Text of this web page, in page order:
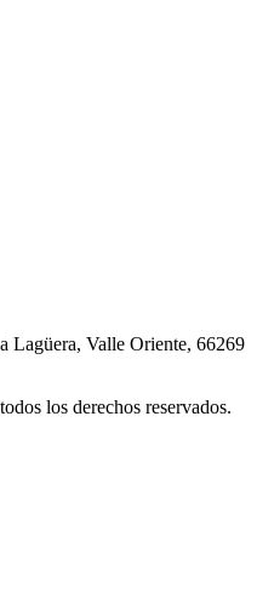
Lagüera, Valle Oriente, 66269
los derechos reservados.